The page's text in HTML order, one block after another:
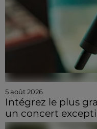
5 août 2026
Intégrez le plus
un concert